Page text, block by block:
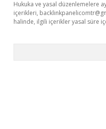
Hukuka ve yasal düzenlemelere
içerikleri,
halinde, ilgili içerikler yasal süre